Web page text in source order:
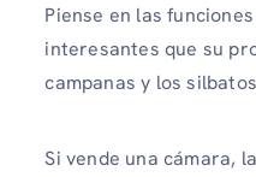
Piense en las
interesantes que su
campanas y los
Si vende una cámara,